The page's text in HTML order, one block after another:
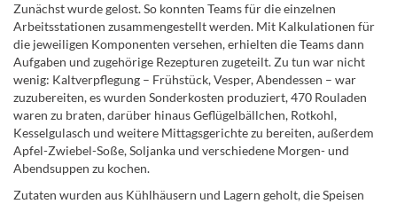
Zunächst wurde gelost. So konnten Teams für die einzelnen
Arbeitsstationen zusammengestellt werden. Mit Kalkulationen für
die jeweiligen Komponenten versehen, erhielten die Teams dann
Aufgaben und zugehörige Rezepturen zugeteilt. Zu tun war nicht
wenig: Kaltverpflegung – Frühstück, Vesper, Abendessen – war
zuzubereiten, es wurden Sonderkosten produziert, 470 Rouladen
waren zu braten, darüber hinaus Geflügelbällchen, Rotkohl,
Kesselgulasch und weitere Mittagsgerichte zu bereiten, außerdem
Apfel-Zwiebel-Soße, Soljanka und verschiedene Morgen- und
Abendsuppen zu kochen.
Zutaten wurden aus Kühlhäusern und Lagern geholt, die Speisen